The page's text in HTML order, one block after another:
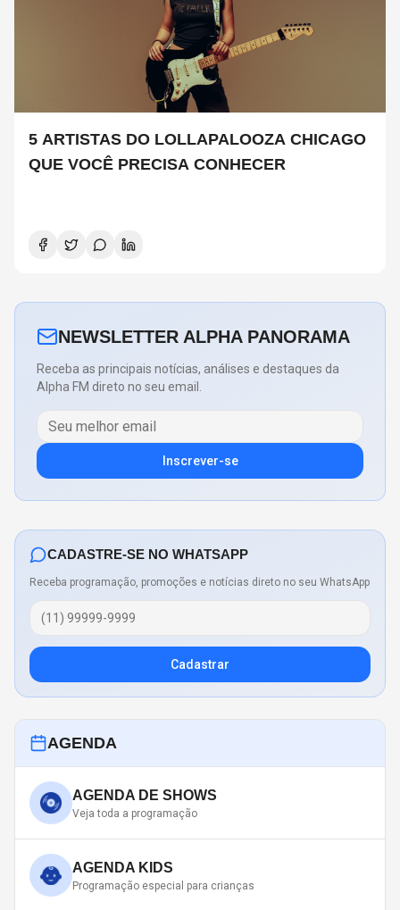
5 ARTISTAS DO LOLLAPALOOZA CHICAGO
QUE VOCÊ PRECISA CONHECER
NEWSLETTER ALPHA PANORAMA
Receba as principais notícias, análises e destaques da
Alpha FM direto no seu email.
Inscrever-se
CADASTRE-SE NO WHATSAPP
Receba programação, promoções e notícias direto no seu WhatsApp
Cadastrar
AGENDA
AGENDA DE SHOWS
Veja toda a programação
AGENDA KIDS
Programação especial para crianças